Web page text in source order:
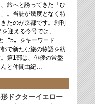
旅へと誘ってきた「ひ
」。当誌が幾度となく特
たのが京都です。創刊
迎える今号では、
〝5〟をキーワード
都で新たな旅の物語を紡
。第1部は、俳優の常盤
んと仲間由紀…
ドクターイエロー